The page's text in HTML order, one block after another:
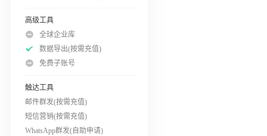
高级工具
全球企业库
数据导出(按需充值)
免费子账号
触达工具
邮件群发(按需充值)
短信营销(按需充值)
WhatsApp群发(自助申请)